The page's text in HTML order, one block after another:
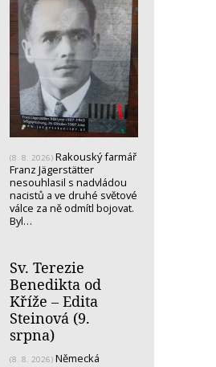
(8. 8. 2026) Rakouský farmář
Franz Jägerstätter
nesouhlasil s nadvládou
nacistů a ve druhé světové
válce za ně odmítl bojovat.
Byl…
Sv. Terezie
Benedikta od
Kříže – Edita
Steinová (9.
srpna)
(8. 8. 2026) Německá